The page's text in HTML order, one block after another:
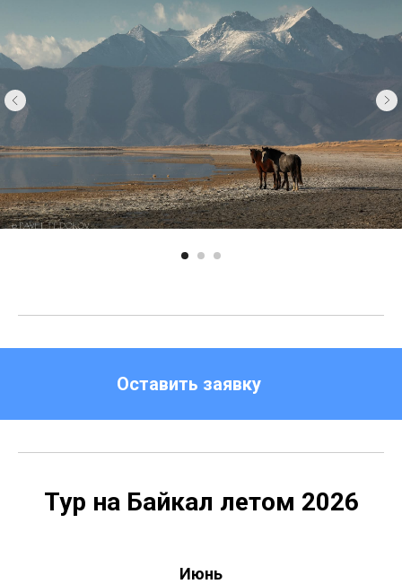
Оставить заявку
Тур на Байкал летом 2026
Июнь